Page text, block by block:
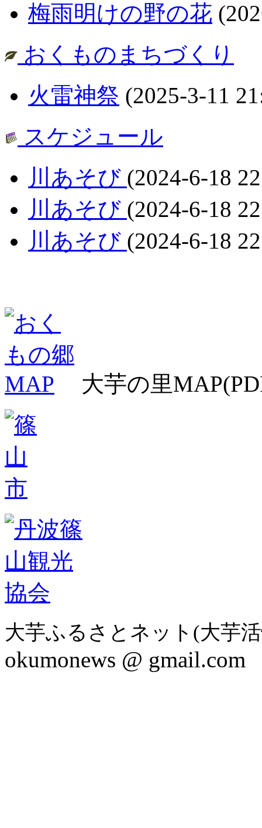
梅雨明けの野の花
おくものまちづくり
火雷神祭 (2025-3-11
スケジュール
川あそび (2024-6-18
川あそび (2024-6-18
川あそび (2024-6-18
大芋の里
大芋ふるさとネット(大芋
okumonews @ gmail.com